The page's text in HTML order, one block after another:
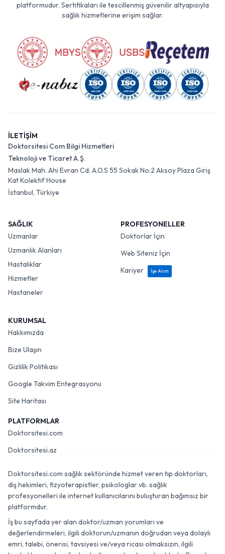
platformudur. Sertifikaları ile tescillenmiş güvenilir altyapısıyla
sağlık hizmetlerine erişim sağlar.
İLETİŞİM
Doktorsitesi Com Bilgi Hizmetleri
Teknoloji ve Ticaret A.Ş.
Maslak Mah. Ahi Evran Cd. A.O.S 55 Sokak No:2 Aksoy Plaza Giriş
Kat Kolektif House
İstanbul, Türkiye
SAĞLIK
Uzmanlar
Uzmanlık Alanları
Hastalıklar
Hizmetler
Hastaneler
PROFESYONELLER
Doktorlar İçin
Web Siteniz İçin
Kariyer
İşe Alım
KURUMSAL
Hakkımızda
Bize Ulaşın
Gizlilik Politikası
Google Takvim Entegrasyonu
Site Haritası
PLATFORMLAR
Doktorsitesi.com
Doktorsitesi.az
Doktorsitesi.com sağlık sektöründe hizmet veren tıp doktorları,
diş hekimleri, fizyoterapistler, psikologlar vb. sağlık
profesyonelleri ile internet kullanıcılarını buluşturan bağımsız bir
platformdur.
İş bu sayfada yer alan doktor/uzman yorumları ve
değerlendirmeleri, ilgili doktorun/uzmanın doğrudan veya dolaylı
emri, talebi, önerisi, tavsiyesi ve/veya ricası olmaksızın, ilgili